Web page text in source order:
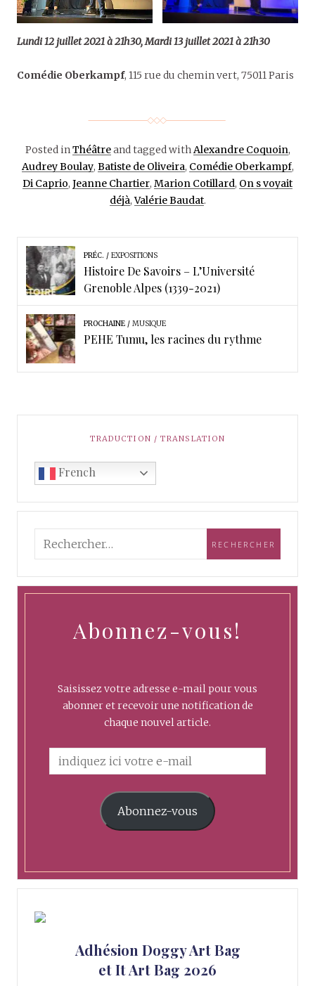
Lundi 12 juillet 2021 à 21h30,Mardi 13 juillet 2021 à 21h30
Comédie Oberkampf, 115 rue du chemin vert, 75011 Paris
Posted inThéâtreand tagged withAlexandre Coquoin,
Audrey Boulay, Batiste de Oliveira, Comédie Oberkampf,
Di Caprio, Jeanne Chartier, Marion Cotillard, On s voyait
déjà,Valérie Baudat.
PRÉC. EXPOSITIONS
Histoire De Savoirs – L’Université
Grenoble Alpes (1339-2021)
PROCHAINE MUSIQUE
PEHE Tumu, les racines du rythme
TRADUCTION / TRANSLATION
French
Abonnez-vous!
Saisissez votre adresse e-mail pour vous
abonner et recevoir une notification de
chaque nouvel article.
Abonnez-vous
Adhésion Doggy Art Bag
et It Art Bag 2026